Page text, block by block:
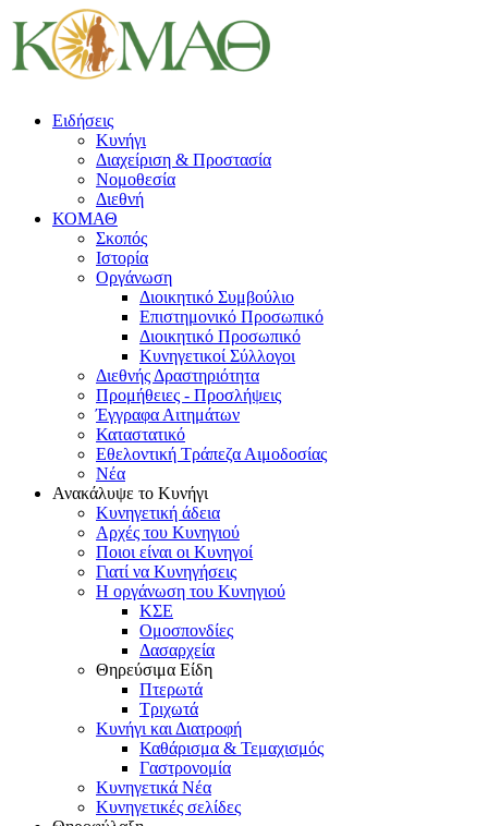
Ειδήσεις
Κυνήγι
Διαχείριση & Προστασία
Νομοθεσία
Διεθνή
ΚΟΜΑΘ
Σκοπός
Ιστορία
Οργάνωση
Διοικητικό Συμβούλιο
Επιστημονικό Προσωπικό
Διοικητικό Προσωπικό
Κυνηγετικοί Σύλλογοι
Διεθνής Δραστηριότητα
Προμήθειες - Προσλήψεις
Έγγραφα Αιτημάτων
Καταστατικό
Εθελοντική Τράπεζα Αιμοδοσίας
Νέα
Ανακάλυψε το Κυνήγι
Κυνηγετική άδεια
Αρχές του Κυνηγιού
Ποιοι είναι οι Κυνηγοί
Γιατί να Κυνηγήσεις
Η οργάνωση του Κυνηγιού
ΚΣΕ
Ομοσπονδίες
Δασαρχεία
Θηρεύσιμα Είδη
Πτερωτά
Τριχωτά
Κυνήγι και Διατροφή
Καθάρισμα & Τεμαχισμός
Γαστρονομία
Κυνηγετικά Νέα
Κυνηγετικές σελίδες